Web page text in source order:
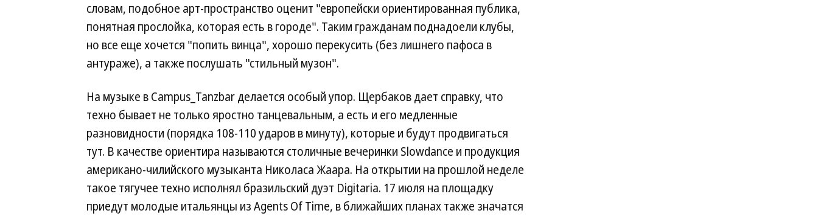
словам, подобное арт-пространство оценит "европейски ориентированная публика,
понятная прослойка, которая есть в городе". Таким гражданам поднадоели клубы,
но все еще хочется "попить винца", хорошо перекусить (без лишнего пафоса в
антураже), а также послушать "стильный музон".
На музыке в Campus_Tanzbar делается особый упор. Щербаков дает справку, что
техно бывает не только яростно танцевальным, а есть и его медленные
разновидности (порядка 108-110 ударов в минуту), которые и будут продвигаться
тут. В качестве ориентира называются столичные вечеринки Slowdance и продукция
американо-чилийского музыканта Николаса Жаара. На открытии на прошлой неделе
такое тягучее техно исполнял бразильский дуэт Digitaria. 17 июля на площадку
приедут молодые итальянцы из Agents Of Time, в ближайших планах также значатся